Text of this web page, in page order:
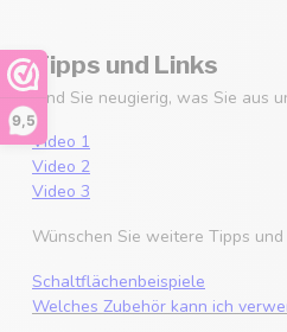
9,5
Tipps und Links
Sind Sie neugierig, was Sie aus
Video 1
Video 2
Video 3
Wünschen Sie weitere Tipps und
Schaltflächenbeispiele
Welches Zubehör kann ich